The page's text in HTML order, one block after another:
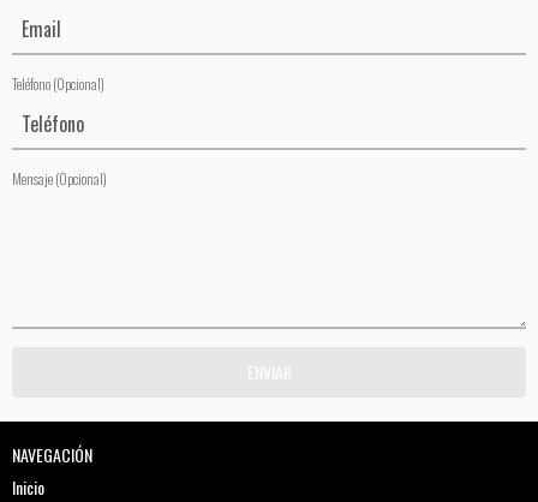
Teléfono(Opcional)
Mensaje(Opcional)
NAVEGACIÓN
Inicio